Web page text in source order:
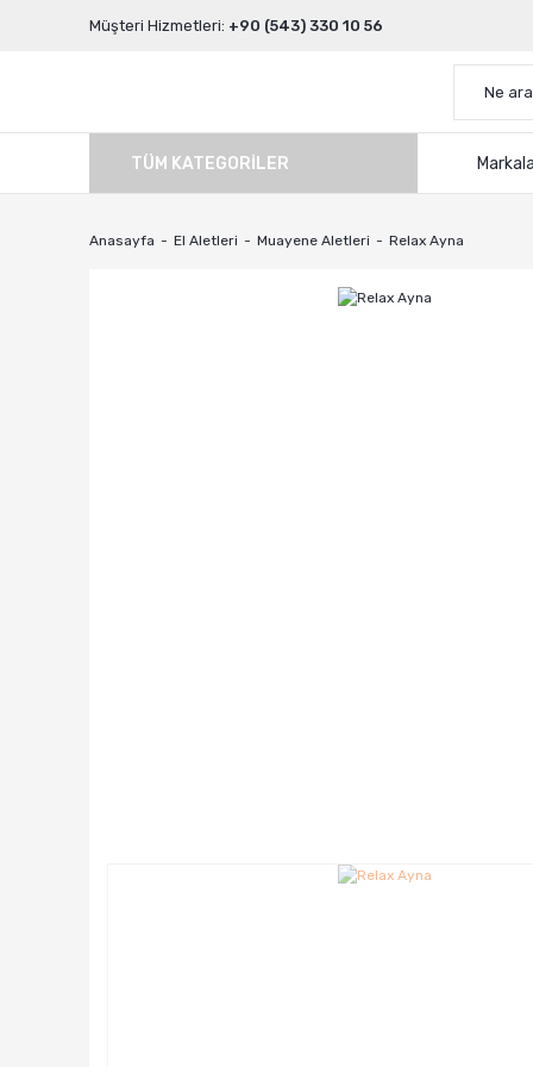
Müşteri Hizmetleri: +90 (543) 330 10 56
TÜM KATEGORILER
Anasayfa El Aletleri Muayene Aletleri Relax Ayna